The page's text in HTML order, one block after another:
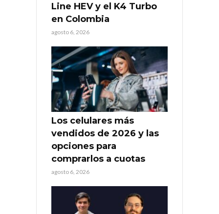
Line HEV y el K4 Turbo
en Colombia
agosto 6, 2026
Los celulares más
vendidos de 2026 y las
opciones para
comprarlos a cuotas
agosto 6, 2026